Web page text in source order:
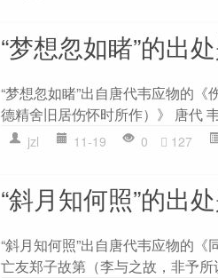
“梦想忽如睹”的出
“梦想忽如睹”出自唐代韦应物的
德精舍旧居伤怀时所作）》 唐代
jzl 11-19 0 127
“斜月知何照”的出
“斜月知何照”出自唐代韦应物的
亡友郑子故第（李与之故，非予